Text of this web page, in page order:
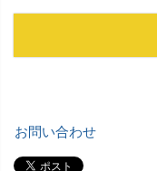
お問い合わせ